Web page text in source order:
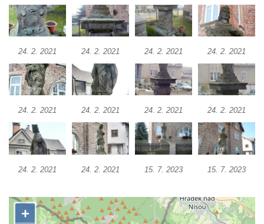
čp. 69/1 v Českých Budějovicích
Socha Jana Valeria Jirsíka u Černé věže v
kostela svatého Mikuláše v Českých
Budějovicích
Socha svatého Jana Nepomuckého u
kostela svaté Rodiny v Českých
Budějovicích
náměstí v Českých Budějovicích
náměstí v Českých Budějovicích
24. 2. 2021 24. 2. 2021 24. 2. 2021 24. 2. 2021
24. 2. 2021 24. 2. 2021 24. 2. 2021 24. 2. 2021
24. 2. 2021 24. 2. 2021 15. 7. 2023 15. 7. 2023